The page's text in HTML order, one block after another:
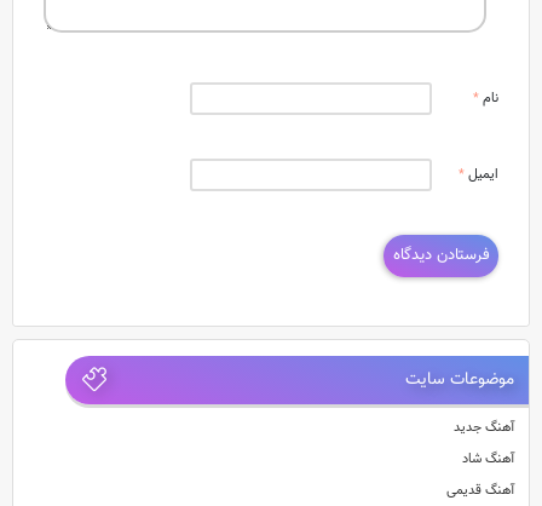
نام*
ایمیل*
موضوعات سایت
آهنگ جدید
آهنگ شاد
آهنگ قدیمی